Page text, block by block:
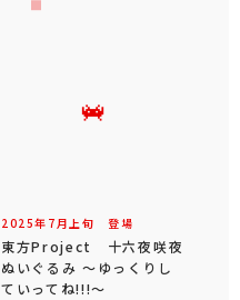
2025年 7 月 上旬 登場
東方Project 十六夜咲夜
ぬいぐるみ ～ゆっくりし
ていってね!!!～